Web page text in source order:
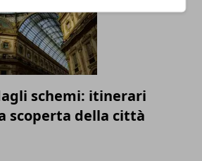
schemi: itinerari
scoperta della città